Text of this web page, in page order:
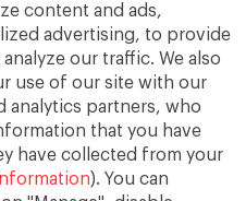
content and ads,
advertising, to provide
our traffic. We also
use of our site with our
analytics partners, who
that you have
have collected from your
). You can